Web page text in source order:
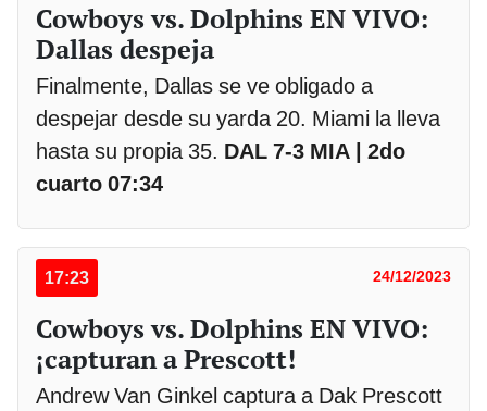
Cowboys vs. Dolphins EN VIVO:
Dallas despeja
Finalmente, Dallas se ve obligado a
despejar desde su yarda 20. Miami la lleva
hasta su propia 35. DAL 7-3 MIA | 2do
cuarto 07:34
17:23 24/12/2023
Cowboys vs. Dolphins EN VIVO:
¡capturan a Prescott!
Andrew Van Ginkel captura a Dak Prescott